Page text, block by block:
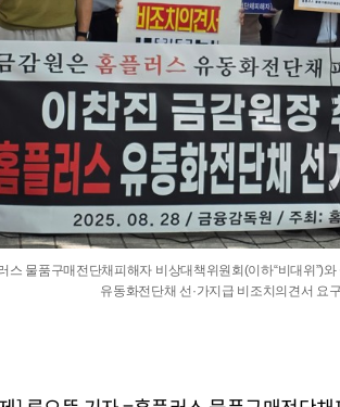
스 물품구매전단채피해자 비상대책위원회(이하“비대위”)
유동화전단채 선·가지급 비조치의견서 요